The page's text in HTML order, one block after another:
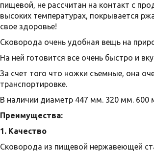
пищевой, не рассчитан на контакт с
высоких температурах, покрывается
свое здоровье!
Сковорода очень удобная вещь на
На ней готовится все очень быстро и
За счет того что ножки съемные, она
транспортировке.
В наличии диаметр 447 мм. 320 мм. 600
Преимущества:
1. Качество
Сковорода из пищевой нержавеющей